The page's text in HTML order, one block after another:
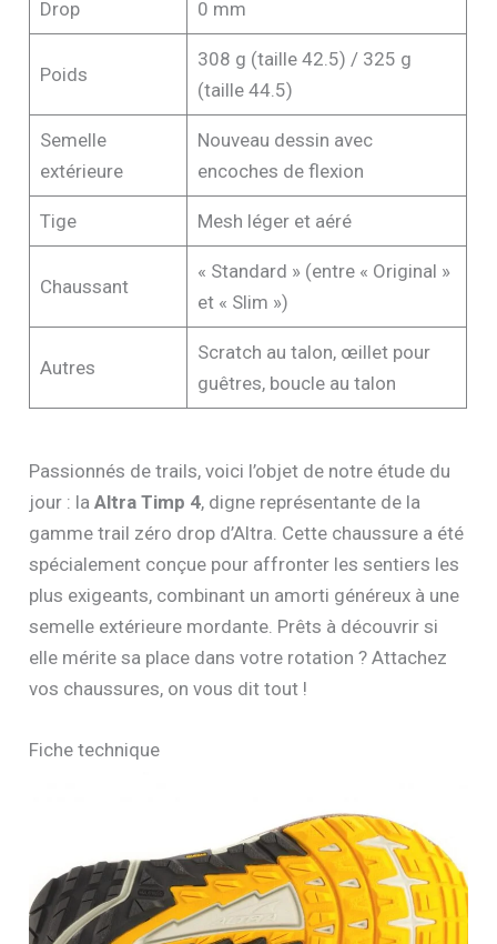
Drop 0 mm
Poids
308 g (taille 42.5) / 325 g
(taille 44.5)
Semelle
extérieure
Nouveau dessin avec
encoches de flexion
Tige Mesh léger et aéré
Chaussant
« Standard » (entre « Original »
et « Slim »)
Autres
Scratch au talon, œillet pour
guêtres, boucle au talon
Passionnés de trails, voici l’objet de notre étude du
jour : laAltra Timp 4, digne représentante de la
gamme trail zéro drop d’Altra. Cette chaussure a été
spécialement conçue pour affronter les sentiers les
plus exigeants, combinant un amorti généreux à une
semelle extérieure mordante. Prêts à découvrir si
elle mérite sa place dans votre rotation ? Attachez
vos chaussures, on vous dit tout !
Fiche technique